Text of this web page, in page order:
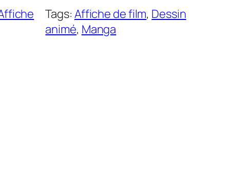
Tags: Affiche de film, Dessin
animé, Manga